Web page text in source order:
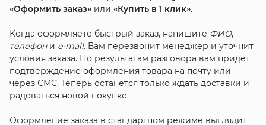
«Оформить заказ»или «Купить в 1 клик».
Когда оформляете быстрый заказ, напишите ФИО,
телефони e-mail. Вам перезвонит менеджер и уточнит
условия заказа. По результатам разговора вам придет
подтверждение оформления товара на почту или
через СМС. Теперь останется только ждать доставки и
радоваться новой покупке.
Оформление заказа в стандартном режиме выглядит